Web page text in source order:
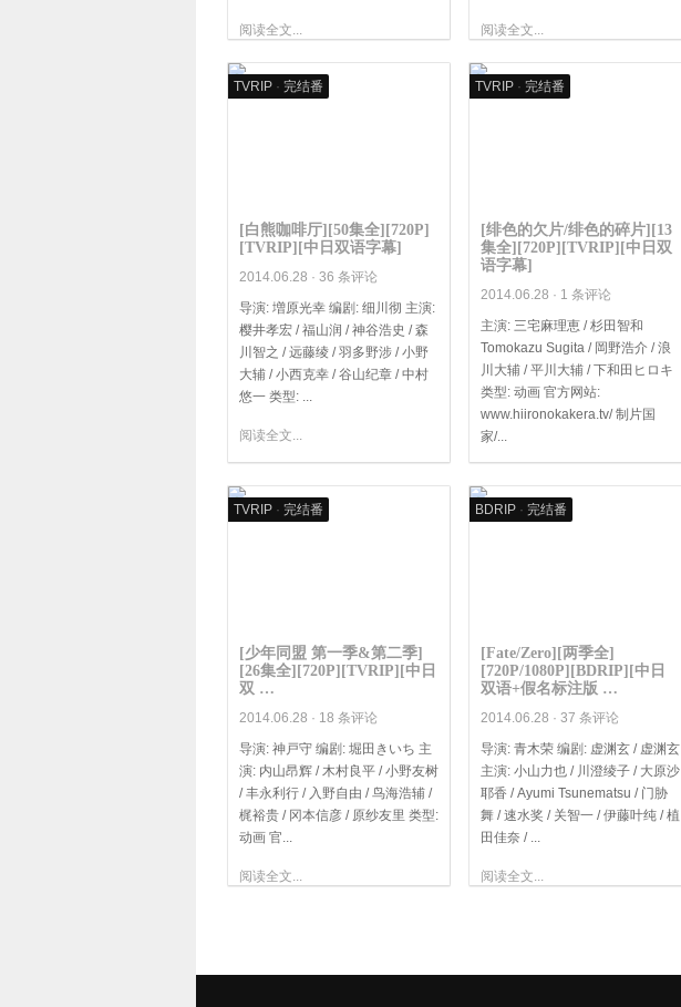
阅读全文... 阅读全文...
TVRIP · 完结番
[白熊咖啡厅][50集全][720P]
[TVRIP][中日双语字幕]
2014.06.28 · 36 条评论
导演: 増原光幸 编剧: 细川彻 主演:
樱井孝宏 / 福山润 / 神谷浩史 / 森
川智之 / 远藤绫 / 羽多野涉 / 小野
大辅 / 小西克幸 / 谷山纪章 / 中村
悠一 类型: ...
阅读全文...
TVRIP · 完结番
[绯色的欠片/绯色的碎片][13
集全][720P][TVRIP][中日双
语字幕]
2014.06.28 · 1 条评论
主演: 三宅麻理恵 / 杉田智和
Tomokazu Sugita / 岡野浩介 / 浪
川大辅 / 平川大辅 / 下和田ヒロキ
类型: 动画 官方网站:
www.hiironokakera.tv/ 制片国
家/...
TVRIP · 完结番
[少年同盟 第一季&第二季]
[26集全][720P][TVRIP][中日
双 …
2014.06.28 · 18 条评论
导演: 神戸守 编剧: 堀田きいち 主
演: 内山昂辉 / 木村良平 / 小野友树
/ 丰永利行 / 入野自由 / 鸟海浩辅 /
梶裕贵 / 冈本信彦 / 原纱友里 类型:
动画 官...
阅读全文...
BDRIP · 完结番
[Fate/Zero][两季全]
[720P/1080P][BDRIP][中日
双语+假名标注版 …
2014.06.28 · 37 条评论
导演: 青木荣 编剧: 虚渊玄 / 虚渊玄
主演: 小山力也 / 川澄绫子 / 大原沙
耶香 / Ayumi Tsunematsu / 门胁
舞 / 速水奖 / 关智一 / 伊藤叶纯 / 植
田佳奈 / ...
阅读全文...